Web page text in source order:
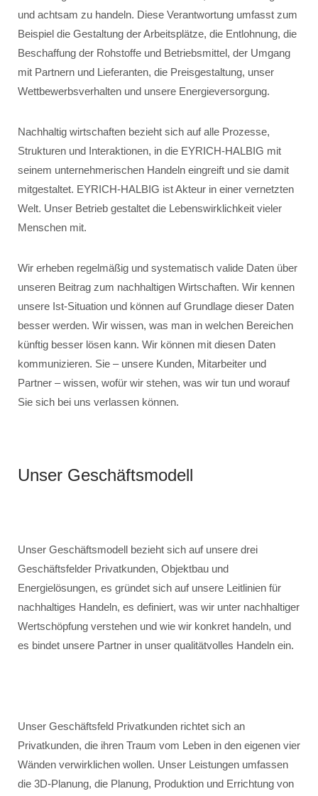
und achtsam zu handeln. Diese Verantwortung umfasst zum
Beispiel die Gestaltung der Arbeitsplätze, die Entlohnung, die
Beschaffung der Rohstoffe und Betriebsmittel, der Umgang
mit Partnern und Lieferanten, die Preisgestaltung, unser
Wettbewerbsverhalten und unsere Energieversorgung.
Nachhaltig wirtschaften bezieht sich auf alle Prozesse,
Strukturen und Interaktionen, in die EYRICH-HALBIG mit
seinem unternehmerischen Handeln eingreift und sie damit
mitgestaltet. EYRICH-HALBIG ist Akteur in einer vernetzten
Welt. Unser Betrieb gestaltet die Lebenswirklichkeit vieler
Menschen mit.
Wir erheben regelmäßig und systematisch valide Daten über
unseren Beitrag zum nachhaltigen Wirtschaften. Wir kennen
unsere Ist-Situation und können auf Grundlage dieser Daten
besser werden. Wir wissen, was man in welchen Bereichen
künftig besser lösen kann. Wir können mit diesen Daten
kommunizieren. Sie – unsere Kunden, Mitarbeiter und
Partner – wissen, wofür wir stehen, was wir tun und worauf
Sie sich bei uns verlassen können.
Unser Geschäftsmodell
Unser Geschäftsmodell bezieht sich auf unsere drei
Geschäftsfelder Privatkunden, Objektbau und
Energielösungen, es gründet sich auf unsere Leitlinien für
nachhaltiges Handeln, es definiert, was wir unter nachhaltiger
Wertschöpfung verstehen und wie wir konkret handeln, und
es bindet unsere Partner in unser qualitätvolles Handeln ein.
Unser Geschäftsfeld Privatkunden richtet sich an
Privatkunden, die ihren Traum vom Leben in den eigenen vier
Wänden verwirklichen wollen. Unser Leistungen umfassen
die 3D-Planung, die Planung, Produktion und Errichtung von